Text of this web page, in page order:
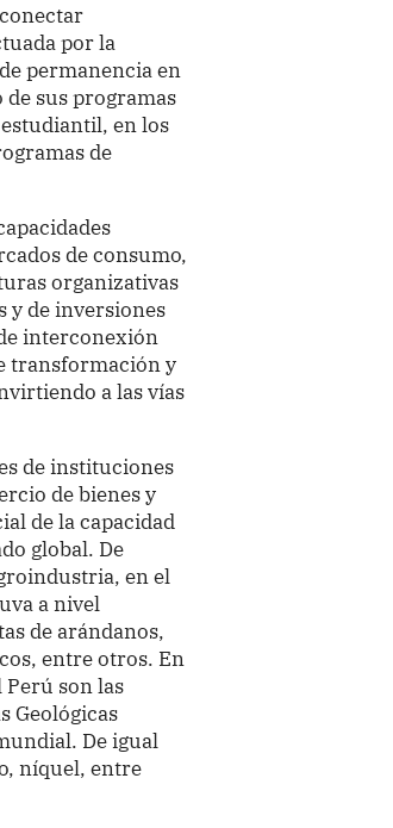
por la
permanencia en
sus programas
en los
de
de consumo,
organizativas
y de inversiones
interconexión
transformación y
a las vías
de instituciones
de bienes y
de la capacidad
global. De
en el
a nivel
de arándanos,
entre otros. En
Perú son las
Geológicas
De igual
níquel, entre